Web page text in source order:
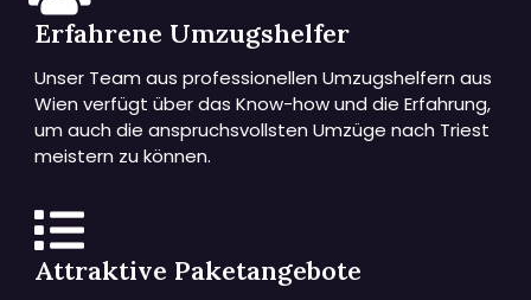
Erfahrene Umzugshelfer
Unser Team aus professionellen Umzugshelfern aus
Wien verfügt über das Know-how und die Erfahrung,
um auch die anspruchsvollsten Umzüge nach Triest
meistern zu können.
Attraktive Paketangebote